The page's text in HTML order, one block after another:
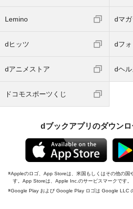
Lemino dマ
dヒッツ dフォ
dアニメストア dヘ
ドコモスポーツくじ
dブックアプリのダウン
Appleのロゴ、App Storeは、米国もしくはその他の国
す。App Storeは、Apple Inc.のサービスマークです。
Google Play および Google Play ロゴは Google LLC